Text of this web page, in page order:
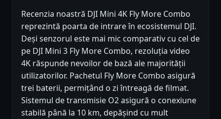
Recenzia noastră DJI Mini 4K Fly More Combo
reprezintă poarta de intrare în ecosistemul DJI.
Deși senzorul este mai mic comparativ cu cel de
pe DJI Mini 3 Fly More Combo, rezoluția video
4K răspunde nevoilor de bază ale majorității
utilizatorilor. Pachetul Fly More Combo asigură
trei baterii, permițând o zi întreagă de filmat.
Sistemul de transmisie O2 asigură o conexiune
stabilă până la 10 km, depășind cu mult